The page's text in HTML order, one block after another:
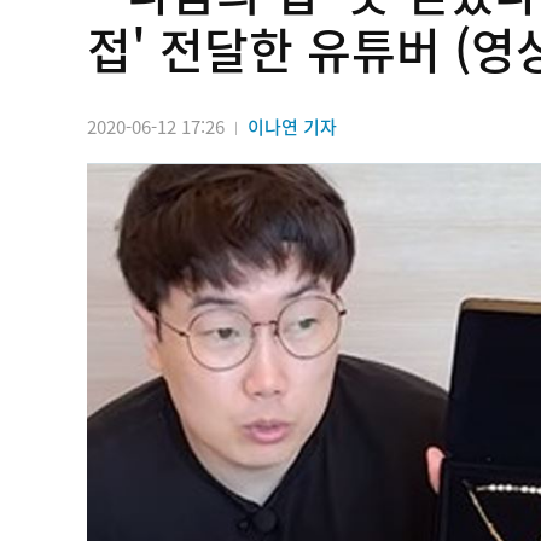
접' 전달한 유튜버 (영
2020-06-12 17:26 | 이나연 기자